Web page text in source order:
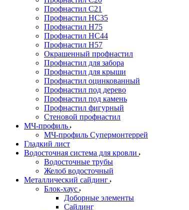
Профнастил С21
Профнастил НС35
Профнастил Н75
Профнастил HC44
Профнастил Н57
Окрашенный профнастил
Профнастил для забора
Профнастил для крыши
Профнастил оцинкованный
Профнастил под дерево
Профнастил под камень
Профнастил фигурный
Стеновой профнастил
МЧ-профиль
МЧ-профиль Супермонтеррей
Гладкий лист
Водосточная система для кровли
Водосточные трубы
Желоб водосточный
Металлический сайдинг
Блок-хаус
Доборные элементы
Сайдинг